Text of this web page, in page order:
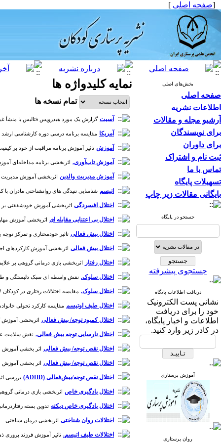
[صفحه اصلی ]
بخش‌های اصلی
صفحه اصلی
اطلاعات نشریه
آرشیو مجله و مقالات
برای نویسندگان
برای داوران
ثبت نام و اشتراک
تماس با ما
تسهیلات پایگاه
بایگانی مقالات زیر چاپ
جستجو در پایگاه
جستجوی پیشرفته
دریافت اطلاعات پایگاه
نشانی پست الکترونیک
خود را برای دریافت
اطلاعات و اخبار پایگاه،
در کادر زیر وارد کنید.
آموزش پرستاری
روان پرستاری
نمایه کلیدواژه ها
تمام نسخه ها
آسیت گزارش یک مورد هیدروپس فتالیس با منشأ غیرایمنی
آمریکا مقایسه برنامه درسی دوره کارشناسی ارشد رشته
آموزش تاثیر آموزش برنامه مراقبت از خود بر
آموزش تاب‌آوری. اثربخشی برنامه مداخله‌ای آموزش
آموزش مدیریت والدین اثربخشی آموزش مدیریت
اتیسم شناسایی تنیدگی های روانشناختی مادران با
اختلال افسردگی اثربخشی آموزش خودشفقتی بر عزت نفس، تنظیم هیجان
اختلال بی اعتنایی مقابله ای اثربخشی آموزش
اختلال بیش فعالی تاثیر خودمختاری و تمرکز توجه
اختلال بیش فعالی اثربخشی آموزش کارکردهای
اختلال رفتار اثربخشی بازی درمانی گروهی بر علایم نافرمانی مقابله‌ای و
اختلال سلوک. نقش واسطه ای سبک دلبستگی و
اختلال سلوک. مقایسه اختلالات رفتاری در کودکان 12-7 سال دارای والدین سوءمصرف‌کننده مواد با کودکان دارای والدین عادی [دوره 3، شماره 4]
اختلال طیف اوتیسم مقایسه کارکرد تحولی
اختلال کمبود توجه/ بیش فعالی اثربخشی آموزش
اختلال نارسایی توجه بیش فعالی. نقش سلامت
اختلال نقص توجه/ بیش فعالی اثر بخشی آموزش
اختلال نقص توجه/ بیش فعالی اثر بخشی آموزش
اختلال نقص توجه/بیش‌فعالی (ADHD) بررسی
اختلال یادگیری خاص اثربخشی بازی درمانی گروهی
اختلال یادگیری خاص دیکته تدوین بسته
اختلالات روان شناختی اثربخشی درمان شناختی –
اختلالات طیف اتیسم. تاثیر آموزش فرزند پروری ذهن